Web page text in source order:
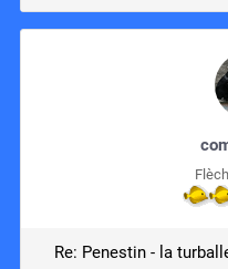
Re: Penestin - la